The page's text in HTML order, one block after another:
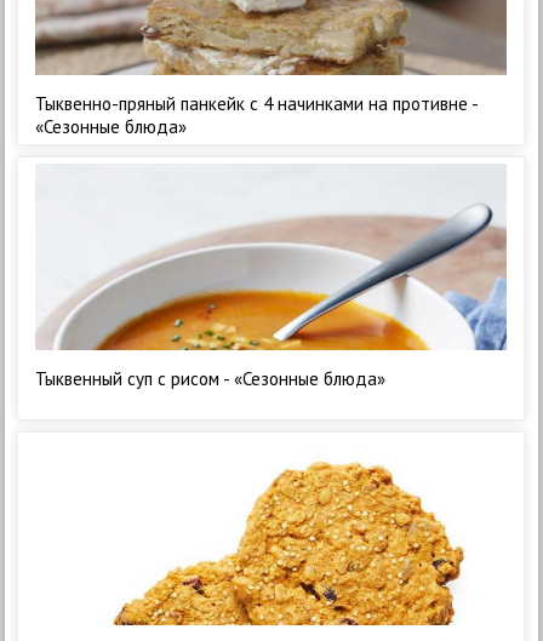
Тыквенно-пряный панкейк с 4 начинками на противне -
«Сезонные блюда»
Тыквенный суп с рисом - «Сезонные блюда»